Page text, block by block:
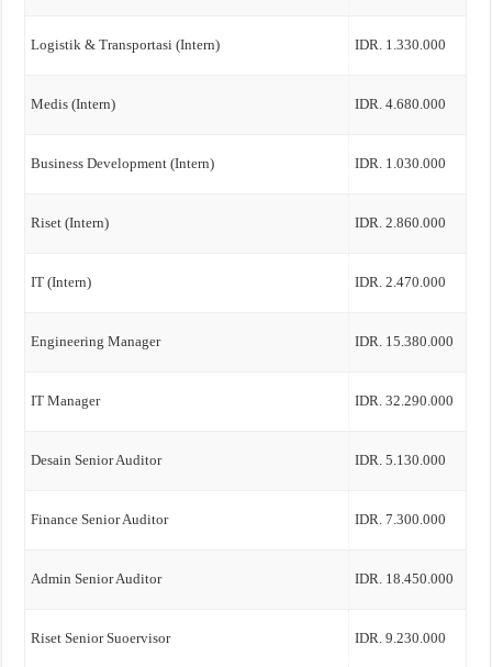
Logistik & Transportasi (Intern) IDR. 1.330.000
Medis (Intern) IDR. 4.680.000
Business Development (Intern) IDR. 1.030.000
Riset (Intern) IDR. 2.860.000
IT (Intern) IDR. 2.470.000
Engineering Manager IDR. 15.380.000
IT Manager IDR. 32.290.000
Desain Senior Auditor IDR. 5.130.000
Finance Senior Auditor IDR. 7.300.000
Admin Senior Auditor IDR. 18.450.000
Riset Senior Suoervisor IDR. 9.230.000